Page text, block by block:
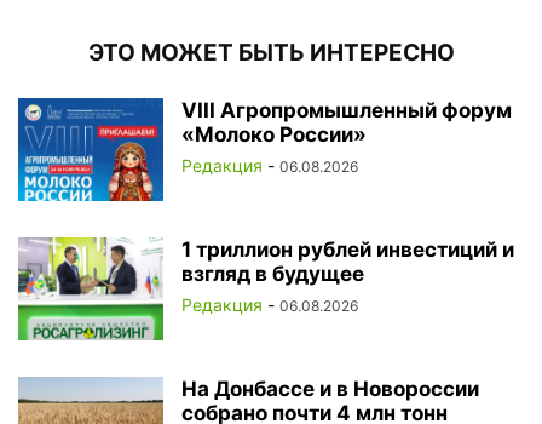
ЭТО МОЖЕТ БЫТЬ ИНТЕРЕСНО
VIII Агропромышленный форум
«Молоко России»
Редакция - 06.08.2026
1 триллион рублей инвестиций и
взгляд в будущее
Редакция - 06.08.2026
На Донбассе и в Новороссии
собрано почти 4 млн тонн